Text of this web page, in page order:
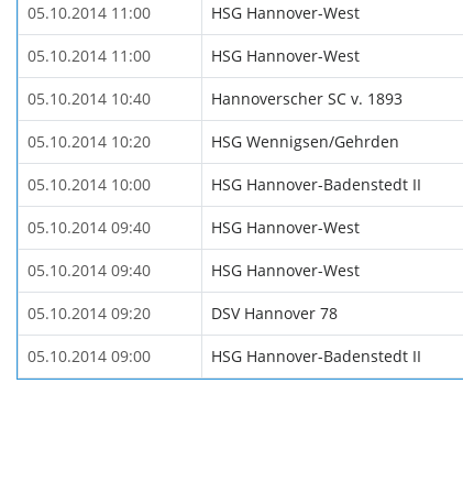
05.10.2014 11:00 HSG Hannover-West
05.10.2014 11:00 HSG Hannover-West
05.10.2014 10:40 Hannoverscher SC v. 1893
05.10.2014 10:20 HSG Wennigsen/Gehrden
05.10.2014 10:00 HSG Hannover-Badenstedt II
05.10.2014 09:40 HSG Hannover-West
05.10.2014 09:40 HSG Hannover-West
05.10.2014 09:20 DSV Hannover 78
05.10.2014 09:00 HSG Hannover-Badenstedt II